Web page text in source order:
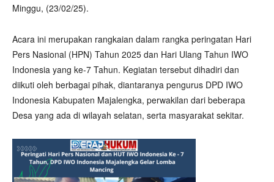
Minggu, (23/02/25).
Acara ini merupakan rangkaian dalam rangka peringatan Hari
Pers Nasional (HPN) Tahun 2025 dan Hari Ulang Tahun IWO
Indonesia yang ke-7 Tahun. Kegiatan tersebut dihadiri dan
diikuti oleh berbagai pihak, diantaranya pengurus DPD IWO
Indonesia Kabupaten Majalengka, perwakilan dari beberapa
Desa yang ada di wilayah selatan, serta masyarakat sekitar.